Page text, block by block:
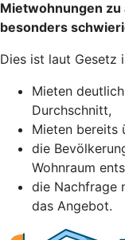
Mietwohnungen zu
besonders
Dies ist laut Gesetz
Mieten
Durchschnitt,
Mieten bereits
die
Wohnraum
die Nachfrage
das Angebot.